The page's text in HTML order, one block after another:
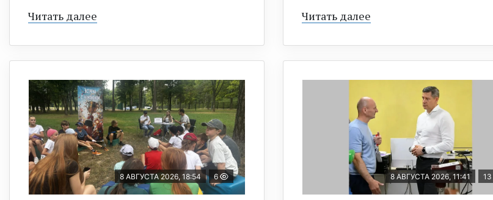
Читать далее Читать далее
8 АВГУСТА 2026, 18:54 6 8 АВГУСТА 2026, 11:41 13